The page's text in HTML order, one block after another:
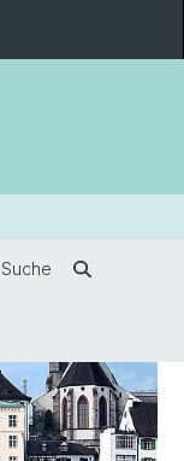
Suche